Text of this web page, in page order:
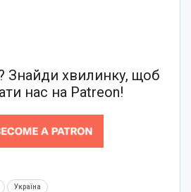
Знайди хвилинку, щоб
нас на Patreon!
Україна